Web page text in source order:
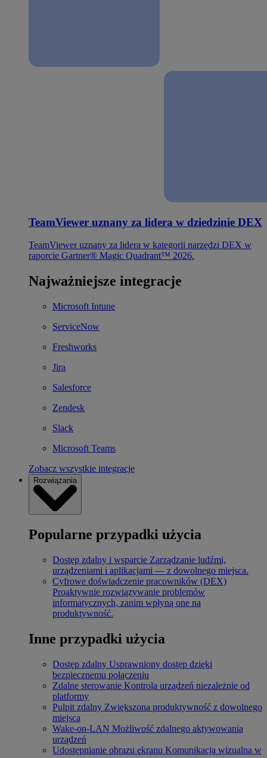
TeamViewer uznany za lidera w dziedzinie DEX
TeamViewer uznany za lidera w kategorii narzędzi DEX w
raporcie Gartner® Magic Quadrant™ 2026.
Najważniejsze integracje
Microsoft Intune
ServiceNow
Freshworks
Jira
Salesforce
Zendesk
Slack
Microsoft Teams
Zobacz wszystkie integracje
Rozwiązania
Popularne przypadki użycia
Dostęp zdalny i wsparcie Zarządzanie ludźmi,
urządzeniami i aplikacjami — z dowolnego miejsca.
Cyfrowe doświadczenie pracowników (DEX)
Proaktywnie rozwiązywanie problemów
informatycznych, zanim wpłyną one na
produktywność.
Inne przypadki użycia
Dostęp zdalny Usprawniony dostęp dzięki
bezpiecznemu połączeniu
Zdalne sterowanie Kontrola urządzeń niezależnie od
platformy
Pulpit zdalny Zwiększona produktywność z dowolnego
miejsca
Wake-on-LAN Możliwość zdalnego aktywowania
urządzeń
Udostępnianie obrazu ekranu Komunikacja wizualna w